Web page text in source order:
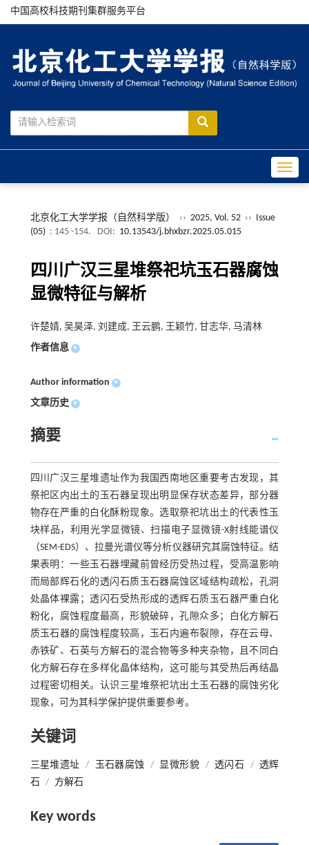
中国高校科技期刊集群服务平台
北京化工大学学报（自然科学版） ›› 2025, Vol. 52 ›› Issue
(05) : 145 -154. DOI: 10.13543/j.bhxbzr.2025.05.015
四川广汉三星堆祭祀坑玉石器腐蚀
显微特征与解析
许楚婧, 吴昊泽, 刘建成, 王云鹏, 王颖竹, 甘志华, 马清林
作者信息 +
Author information +
文章历史 +
摘要
四川广汉三星堆遗址作为我国西南地区重要考古发现，其
祭祀区内出土的玉石器呈现出明显保存状态差异，部分器
物存在严重的白化酥粉现象。选取祭祀坑出土的代表性玉
块样品，利用光学显微镜、扫描电子显微镜-X射线能谱仪
（SEM-EDS）、拉曼光谱仪等分析仪器研究其腐蚀特征。结
果表明：一些玉石器埋藏前曾经历受热过程，受高温影响
而局部辉石化的透闪石质玉石器腐蚀区域结构疏松，孔洞
处晶体裸露；透闪石受热形成的透辉石质玉石器严重白化
粉化，腐蚀程度最高，形貌破碎，孔隙众多；白化方解石
质玉石器的腐蚀程度较高，玉石内遍布裂隙，存在云母、
赤铁矿、石英与方解石的混合物等多种夹杂物，且不同白
化方解石存在多样化晶体结构，这可能与其受热后再结晶
过程密切相关。认识三星堆祭祀坑出土玉石器的腐蚀劣化
现象，可为其科学保护提供重要参考。
关键词
三星堆遗址 / 玉石器腐蚀 / 显微形貌 / 透闪石 / 透辉
石 / 方解石
Key words